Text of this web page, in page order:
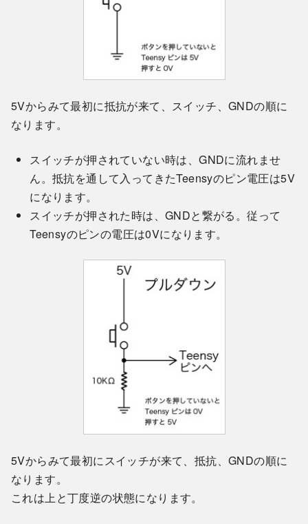
5Vからみて最初に抵抗が来て、スイッチ、GNDの順に
なります。
スイッチが押されていない時は、GNDに流れませ
ん。抵抗を通して入ってきたTeensyのピン電圧は5V
になります。
スイッチが押された時は、GNDと繋がる。従って
Teensyのピンの電圧は0Vになります。
5Vからみて最初にスイッチが来て、抵抗、GNDの順に
なります。
これは上と丁度逆の状態になります。